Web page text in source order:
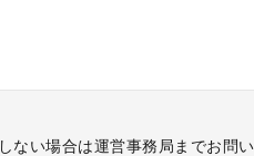
ない場合は運営事務局までお問